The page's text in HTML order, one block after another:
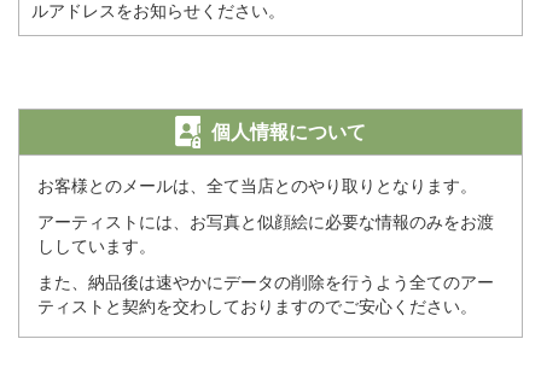
ルアドレスをお知らせください。
個人情報について
お客様とのメールは、全て当店とのやり取りとなります。
アーティストには、お写真と似顔絵に必要な情報のみをお渡
ししています。
また、納品後は速やかにデータの削除を行うよう全てのアー
ティストと契約を交わしておりますのでご安心ください。